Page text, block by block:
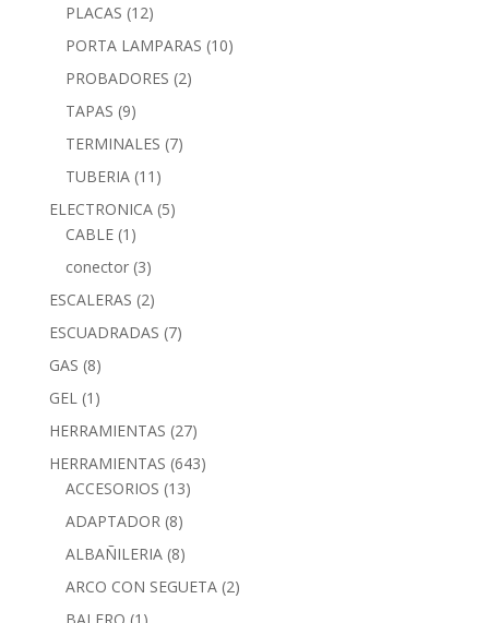
PLACAS (12)
PORTA LAMPARAS (10)
PROBADORES (2)
TAPAS (9)
TERMINALES (7)
TUBERIA (11)
ELECTRONICA (5)
CABLE (1)
conector (3)
ESCALERAS (2)
ESCUADRADAS (7)
GAS (8)
GEL (1)
HERRAMIENTAS (27)
HERRAMIENTAS (643)
ACCESORIOS (13)
ADAPTADOR (8)
ALBAÑILERIA (8)
ARCO CON SEGUETA (2)
BALERO (1)